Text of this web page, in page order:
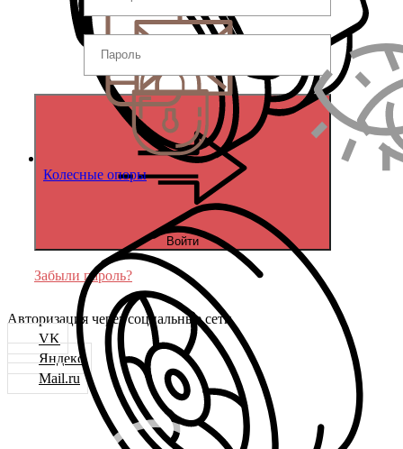
Колесные опоры
Войти
Забыли пароль?
Авторизация через социальные сети
VK
Яндекс
Mail.ru